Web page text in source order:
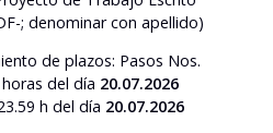
; denominar con apellido)
de plazos: Pasos Nos.
del día 20.07.2026
h del día 20.07.2026